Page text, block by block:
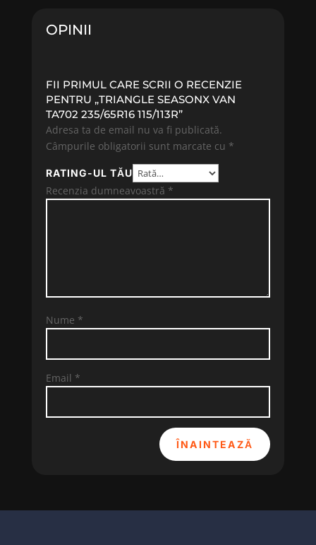
OPINII
FII PRIMUL CARE SCRII O RECENZIE
PENTRU „TRIANGLE SEASONX VAN
TA702 235/65R16 115/113R”
Adresa ta de email nu va fi publicată.
Câmpurile obligatorii sunt marcate cu *
RATING-UL TĂU
Recenzia dumneavoastră *
Nume *
Email *
ÎNAINTEAZĂ